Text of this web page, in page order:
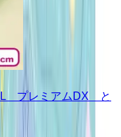
プレミアムDX と